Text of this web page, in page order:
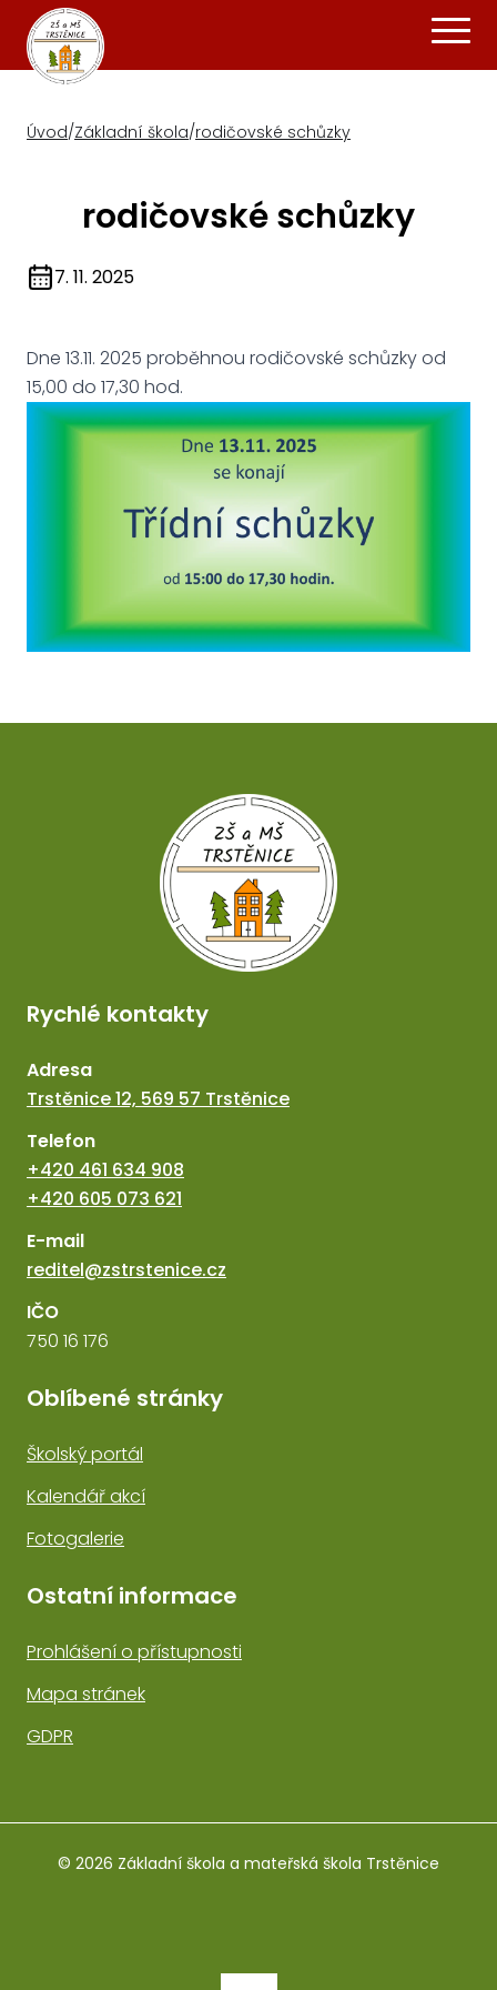
Úvod/Základní škola/rodičovské schůzky
rodičovské schůzky
7. 11. 2025
Dne 13.11. 2025 proběhnou rodičovské schůzky od
15,00 do 17,30 hod.
Rychlé kontakty
Adresa
Trstěnice 12, 569 57 Trstěnice
Telefon
+420 461 634 908
+420 605 073 621
E-mail
reditel@zstrstenice.cz
IČO
750 16 176
Oblíbené stránky
Školský portál
Kalendář akcí
Fotogalerie
Ostatní informace
Prohlášení o přístupnosti
Mapa stránek
GDPR
© 2026 Základní škola a mateřská škola Trstěnice